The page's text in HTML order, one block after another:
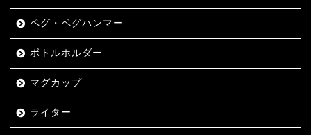
ペグ・ペグハンマー
ボトルホルダー
マグカップ
ライター